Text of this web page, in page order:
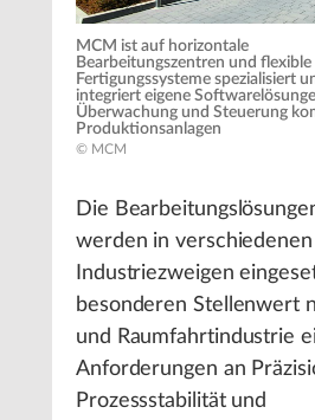
MCM ist auf horizontale
Bearbeitungszentren und flexible
Fertigungssysteme spezialisiert
integriert eigene
Überwachung und Steuerung
Produktionsanlagen
© MCM
Die
werden in verschiedenen
Industriezweigen
besonderen Stellenwert
und Raumfahrtindustrie
Anforderungen an
Prozessstabilität und